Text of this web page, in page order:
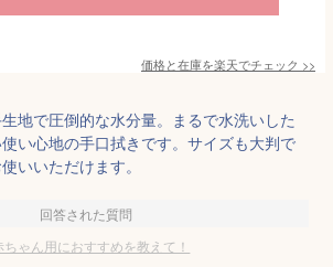
価格と在庫を楽天でチェック >>
地で圧倒的な水分量。まるで水洗いした
い心地の手口拭きです。サイズも大判で
いいただけます。
回答された質問
ちゃん用におすすめを教えて！